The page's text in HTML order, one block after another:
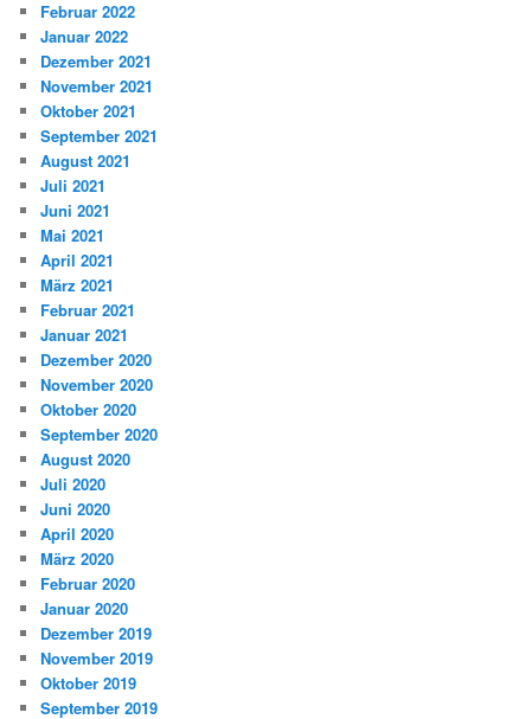
Februar 2022
Januar 2022
Dezember 2021
November 2021
Oktober 2021
September 2021
August 2021
Juli 2021
Juni 2021
Mai 2021
April 2021
März 2021
Februar 2021
Januar 2021
Dezember 2020
November 2020
Oktober 2020
September 2020
August 2020
Juli 2020
Juni 2020
April 2020
März 2020
Februar 2020
Januar 2020
Dezember 2019
November 2019
Oktober 2019
September 2019